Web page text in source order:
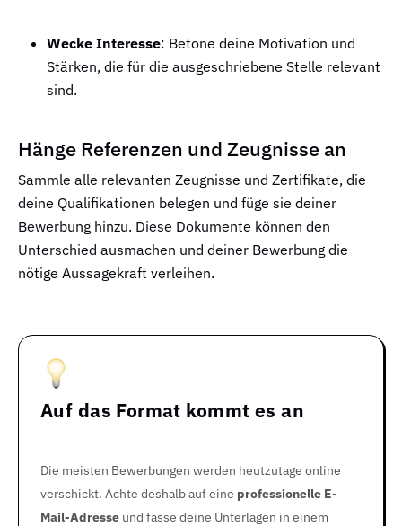
Wecke Interesse: Betone deine Motivation und
Stärken, die für die ausgeschriebene Stelle relevant
sind.
Hänge Referenzen und Zeugnisse an
Sammle alle relevanten Zeugnisse und Zertifikate, die
deine Qualifikationen belegen und füge sie deiner
Bewerbung hinzu. Diese Dokumente können den
Unterschied ausmachen und deiner Bewerbung die
nötige Aussagekraft verleihen.
Auf das Format kommt es an
Die meisten Bewerbungen werden heutzutage online
verschickt. Achte deshalb auf eine professionelle E-
Mail-Adresse und fasse deine Unterlagen in einem